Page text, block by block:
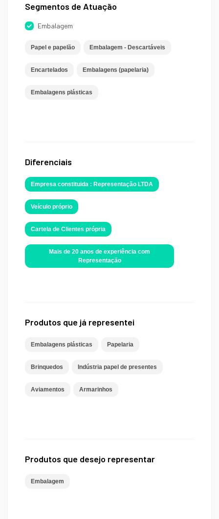
Segmentos de Atuação
Embalagem
Papel e papelão Embalagem - Descartáveis
Encartelados Embalagens (papelaria)
Embalagens plásticas
Diferenciais
Empresa constituida : Representação LTDA
Veículo próprio
Cartela de Clientes própria
Mais de 20 anos de experiência com
Representação
Produtos que já representei
Embalagens plásticas Papelaria
Brinquedos Indústria papel de presentes
Aviamentos Armarinhos
Produtos que desejo representar
Embalagem